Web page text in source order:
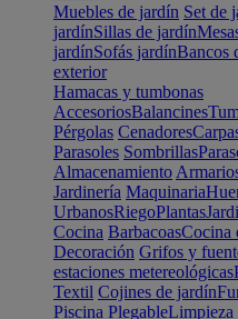
Muebles de jardín Set de
jardínSillas de jardín
jardínSofás jardínBancos
exterior
Hamacas y tumbonas
AccesoriosBalancines
Pérgolas Cenadores
Parasoles Sombrillas
Almacenamiento
Jardinería Maquinaria
UrbanosRiegoPlantas
Cocina BarbacoasCocina
Decoración Grifos y
estaciones metereológicas
Textil Cojines de jardín
Piscina PlegableLimpieza